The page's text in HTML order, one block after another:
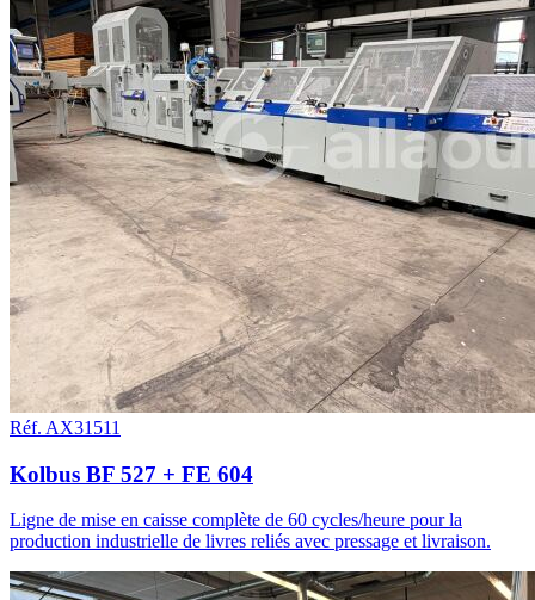
Réf. AX31511
Kolbus BF 527 + FE 604
Ligne de mise en caisse complète de 60 cycles/heure pour la
production industrielle de livres reliés avec pressage et livraison.